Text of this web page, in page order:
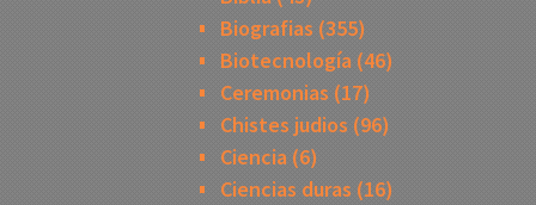
Biografias (355)
Biotecnología (46)
Ceremonias (17)
Chistes judios (96)
Ciencia (6)
Ciencias duras (16)